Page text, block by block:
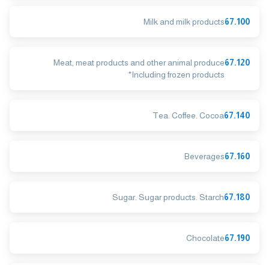
67.100
Milk and milk products
67.120
Meat, meat products and other animal produce
*Including frozen products
67.140
Tea. Coffee. Cocoa
67.160
Beverages
67.180
Sugar. Sugar products. Starch
67.190
Chocolate